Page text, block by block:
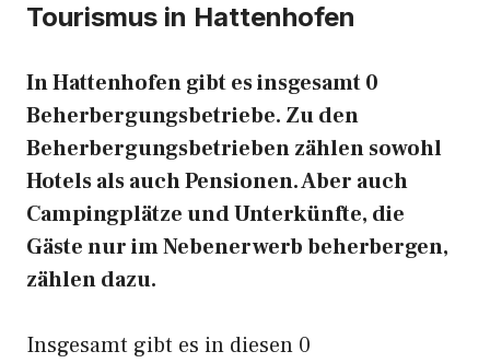
Tourismus in Hattenhofen
In Hattenhofen gibt es insgesamt 0
Beherbergungsbetriebe. Zu den
Beherbergungsbetrieben zählen sowohl
Hotels als auch Pensionen. Aber auch
Campingplätze und Unterkünfte, die
Gäste nur im Nebenerwerb beherbergen,
zählen dazu.
Insgesamt gibt es in diesen 0